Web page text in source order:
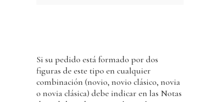
Si su pedido está formado por dos
figuras de este tipo en cualquier
combinación (novio, novio clásico, novia
o novia clásica) debe indicar en las Notas